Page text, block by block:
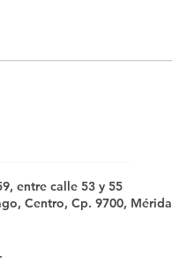
entre calle 53 y 55
Centro, Cp. 9700, Mérida